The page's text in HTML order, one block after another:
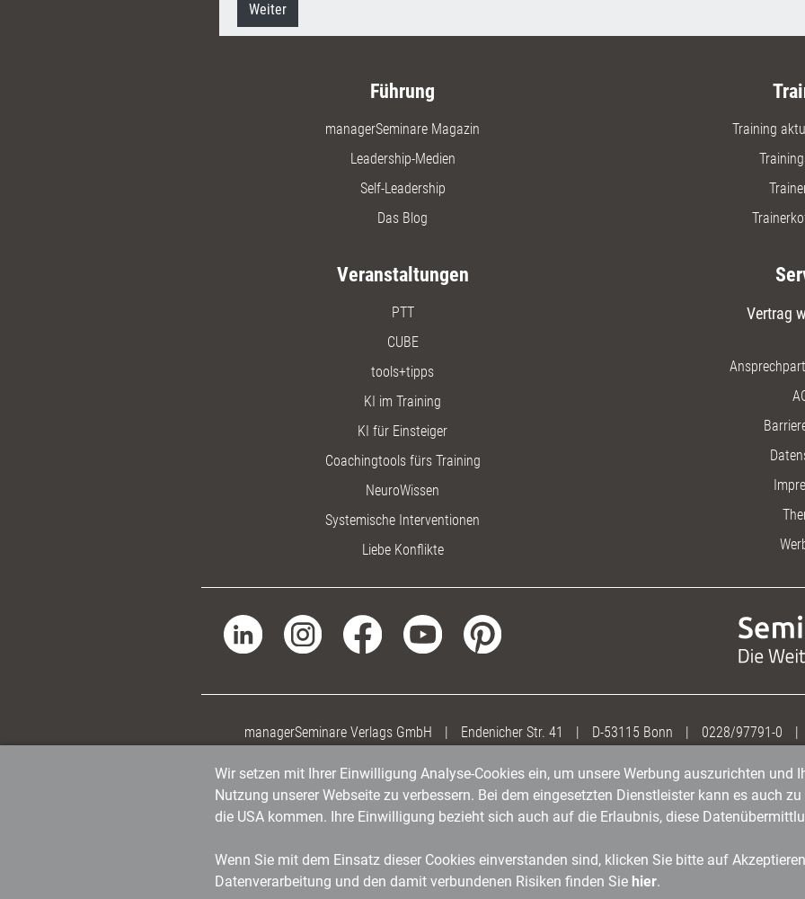
Weiter
Führung
managerSeminare Magazin
Leadership-Medien
Self-Leadership
Das Blog
Training
Veranstaltungen
PTT
CUBE
tools+tipps
KI im Training
KI für Einsteiger
Coachingtools fürs Training
NeuroWissen
Systemische Interventionen
Liebe Konflikte
Vertrag
managerSeminare Verlags GmbH | Endenicher Str. 41 | D-53115 Bonn | 0228/97791-0 |
Wir setzen mit Ihrer Einwilligung Analyse-Cookies ein, um unsere Werbung auszurichten und
Nutzung unserer Webseite zu verbessern. Bei dem eingesetzten Dienstleister kann es auch
die USA kommen. Ihre Einwilligung bezieht sich auch auf die Erlaubnis, diese
Wenn Sie mit dem Einsatz dieser Cookies einverstanden sind, klicken Sie bitte auf
Datenverarbeitung und den damit verbundenen Risiken finden Sie hier.